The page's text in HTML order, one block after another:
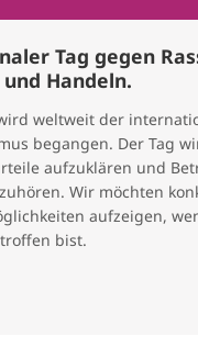
Tag gegen
Handeln.
weltweit der
begangen. Der Tag
aufzuklären und
Wir möchten
aufzeigen,
bist.